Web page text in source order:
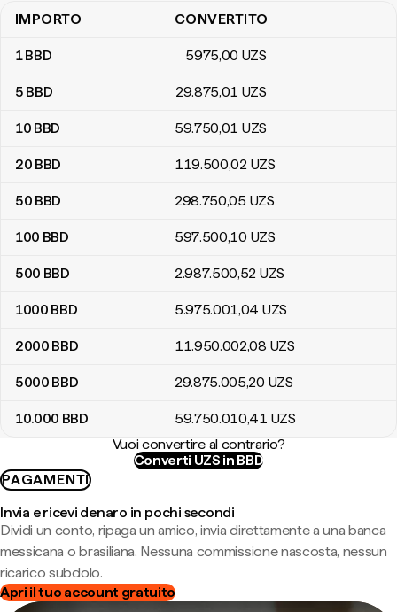
Tabella di conversione da dollari di Barbados a sum uzbechi
IMPORTO CONVERTITO
1BBD 5975,00 UZS
5 BBD 29.875,01 UZS
10 BBD 59.750,01 UZS
20 BBD 119.500,02 UZS
50 BBD 298.750,05 UZS
100 BBD 597.500,10 UZS
500 BBD 2.987.500,52 UZS
1000 BBD 5.975.001,04 UZS
2000 BBD 11.950.002,08 UZS
5000 BBD 29.875.005,20 UZS
10.000 BBD 59.750.010,41 UZS
Vuoi convertire al contrario?
Converti UZS in BBD
PAGAMENTI
Invia e ricevi denaro in pochi secondi
Dividi un conto, ripaga un amico, invia direttamente a una banca
messicana o brasiliana. Nessuna commissione nascosta, nessun
ricarico subdolo.
Apri il tuo account gratuito